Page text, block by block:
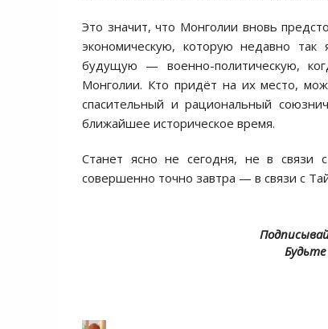
Это значит, что Монголии вновь
экономическую, которую недавно так
будущую — военно-политическую,
Монголии. Кто придёт на их место,
спасительный и рациональный
ближайшее историческое время.
Станет ясно не сегодня, не в связи
совершенно точно завтра — в связи с
Будьте